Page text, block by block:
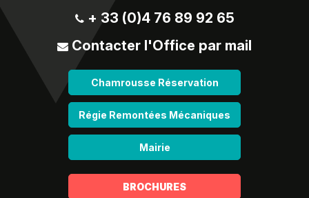
+ 33 (0)4 76 89 92 65
Contacter l'Office par mail
Chamrousse Réservation
Régie Remontées Mécaniques
Mairie
BROCHURES